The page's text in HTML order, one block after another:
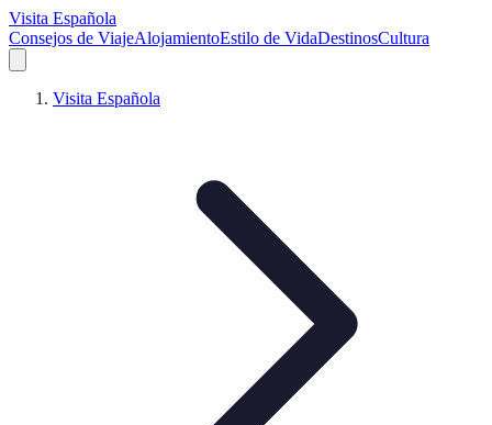
Visita Española
Consejos de ViajeAlojamientoEstilo de VidaDestinosCultura
Visita Española